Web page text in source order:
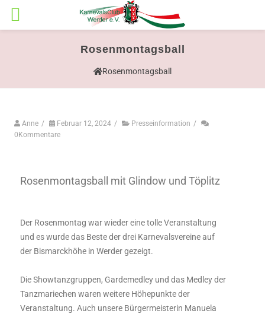
Rosenmontagsball
Rosenmontagsball
Anne / Februar 12, 2024 / Presseinformation /
0Kommentare
Rosenmontagsball mit Glindow und Töplitz
Der Rosenmontag war wieder eine tolle Veranstaltung
und eswurde das Beste der drei Karnevalsvereine auf
der Bismarckhöhe in Werder gezeigt.
Die Showtanzgruppen, Gardemedley und das Medley der
Tanzmariechen waren weitere Höhepunkte der
Veranstaltung. Auch unsere Bürgermeisterin Manuela